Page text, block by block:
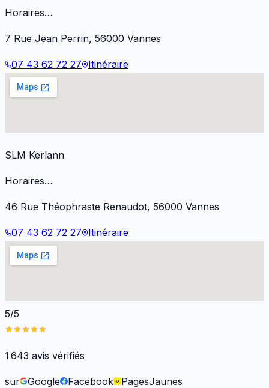
Horaires…
7 Rue Jean Perrin, 56000 Vannes
07 43 62 72 27 Itinéraire
SLM Kerlann
Horaires…
46 Rue Théophraste Renaudot, 56000 Vannes
07 43 62 72 27 Itinéraire
5/5
1 643 avis vérifiés
sur Google Facebook PagesJaunes